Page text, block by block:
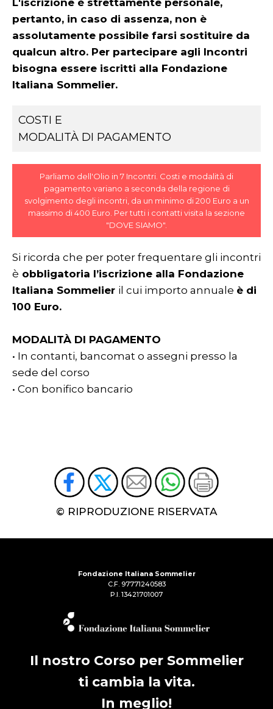
L'iscrizione è strettamente personale,
pertanto, in caso di assenza, non è
assolutamente possibile farsi sostituire da
qualcun altro. Per partecipare agli Incontri
bisogna essere iscritti alla Fondazione
Italiana Sommelier.
COSTI E
MODALITÀ DI PAGAMENTO
Parliamo dell'Olio in 7 Incontri. Costi e modalità di
pagamento variano a seconda della regione di
svolgimento degli incontri, da un minimo di 200 Euro a un
massimo di 400 Euro. Per tutti i contatti visita la sezione
"DOVE SIAMO".
Si ricorda che per poter frequentare gli incontri
è obbligatoria l’iscrizione alla Fondazione
Italiana Sommelier il cui importo annuale è di
100 Euro.
MODALITÀ DI PAGAMENTO
• In contanti, bancomat o assegni presso la
sede del corso
• Con bonifico bancario
© RIPRODUZIONE RISERVATA
Fondazione Italiana Sommelier
C.F. 97771240583
P.I. 13421701007
Il nostro Corso per Sommelier
ti cambia la vita.
In meglio!